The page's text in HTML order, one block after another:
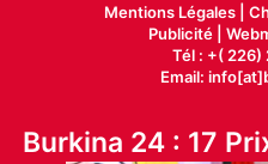
Mentions Légales |
Publicité|
Tél : +(
Email:
Burkina 24 : 17